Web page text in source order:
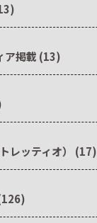
ア掲載 (13)
レッティオ） (17)